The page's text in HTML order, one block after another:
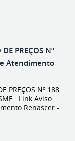
PREÇOS Nº
Atendimento
PREÇOS Nº 188
Link Aviso
Renascer -